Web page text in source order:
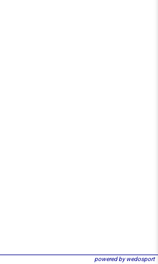
powered by wedosport